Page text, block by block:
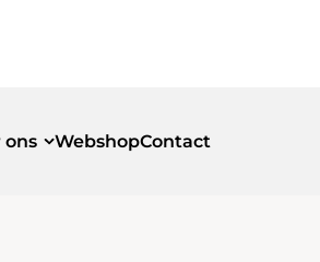
ons WebshopContact